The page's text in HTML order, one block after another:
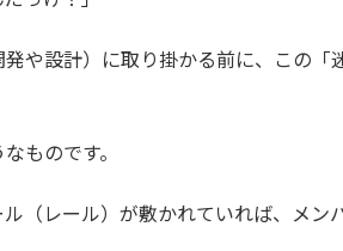
や設計）に取り掛かる前に、この「
ものです。
（レール）が敷かれていれば、メン